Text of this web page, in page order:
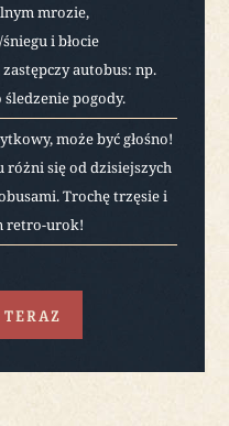
mrozie,
i błocie
autobus: np.
pogody.
może być głośno!
różni się od dzisiejszych
Trochę trzęsie i
retro-urok!